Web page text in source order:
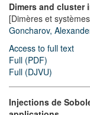
Dimers and cluster
[Dimères et
Goncharov,
Access to full text
Full (PDF)
Full (DJVU)
Injections de